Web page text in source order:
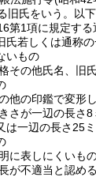
旧氏をいう。以
第1項に規定す
氏若しくは通称
いもの
その他氏名、旧
他の印鑑で変形
さが一辺の長さ
は一辺の長さ25
に表しにくいも
が不適当と認め